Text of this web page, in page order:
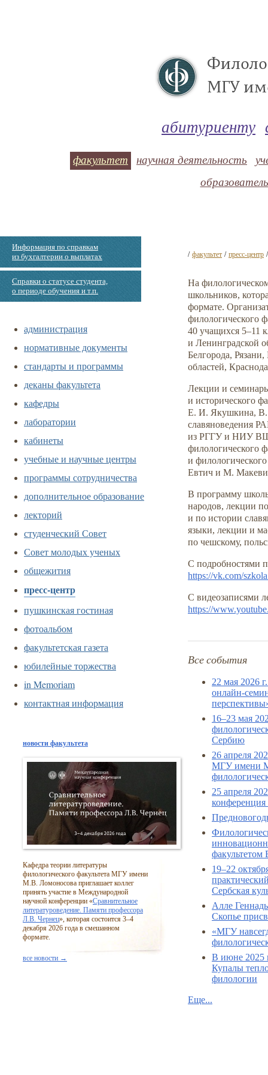
абитуриенту
факультет научная деятельность
Информация по справкам
из бухгалтерии о выплатах
Справки о статусе студента,
о периоде обучения и т.п.
администрация
нормативные документы
стандарты и программы
деканы факультета
кафедры
лаборатории
кабинеты
учебные и научные центры
программы сотрудничества
дополнительное образование
лекторий
студенческий Совет
Совет молодых ученых
общежития
пресс-центр
пушкинская гостиная
фотоальбом
факультетская газета
юбилейные торжества
in Memoriam
контактная информация
новости факультета
Кафедра теории литературы
филологического факультета МГУ имени
М.В. Ломоносова приглашает коллег
принять участие в Международной
научной конференции «Сравнительное
литературоведение. Памяти профессора
Л.В. Чернец», которая состоится 3–4
декабря 2026 года в смешанном
формате.
все новости →
/ факультет / пресс-центр
На
школьников,
формате.
филологического
40 учащихся 5–11
и Ленинградской
Белгорода,
областей,
Лекции и
и исторического
Е. И. Якушкина, В.
славяноведения
из РГГУ и НИУ
филологического
и
Евтич и М.
В программу
народов, лекции
и по истории
языки, лекции и
по чешскому,
С подробностями
https://vk.com/
С видеозаписями
https://
Все события
22 мая 2026
онлайн-
16–23 мая
Сербию
26 апреля
МГУ имени
25 апреля
конференция
факультетом
19–22
Сербская
Алле
Скопье
«МГУ
В июне 2025
Купалы
филологии
Еще...